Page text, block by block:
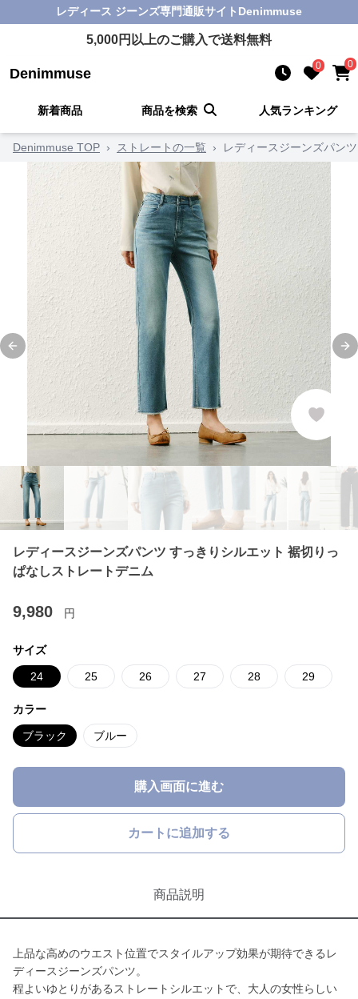
レディース ジーンズ専門通販サイト Denimmuse
5,000円以上のご購入で送料無料
Denimmuse 0 0
新着商品 商品を検索 人気ランキング
Denimmuse TOP › ストレートの一覧 › レディースジーンズパン
Previous slide
レディースジーンズパンツ すっきりシルエット 裾切りっ
ぱなしストレートデニム
9,980 円
サイズ
24 25 26 27 28 29
カラー
ブラック ブルー
購入画面に進む
カートに追加する
商品説明
上品な高めのウエスト位置でスタイルアップ効果が期待できるレ
ディースジーンズパンツ。
程よいゆとりがあるストレートシルエットで、大人の女性らしい